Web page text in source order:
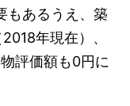
もあるうえ、築
年現在）、
評価額も0円に